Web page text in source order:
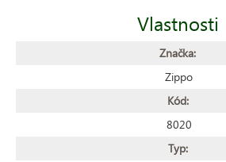
Vlastnosti
Značka:
Zippo
Kód:
8020
Typ: